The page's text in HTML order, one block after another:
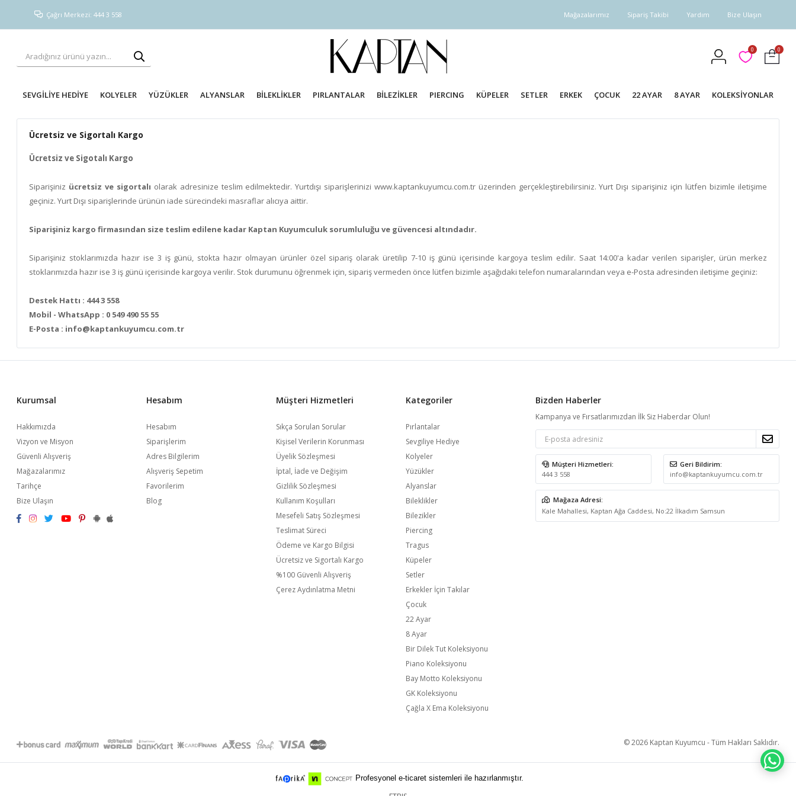
Çağrı Merkezi: 444 3 558 Mağazalarımız Sipariş Takibi Yardım Bize Ulaşın
0 0
SEVGİLİYE HEDİYE KOLYELER YÜZÜKLER ALYANSLAR BİLEKLİKLER PIRLANTALAR BİLEZİKLER PIERCING KÜPELER SETLER ERKEK ÇOCUK 22 AYAR 8 AYAR KOLEKSİYONLAR
Ücretsiz ve Sigortalı Kargo
Ücretsiz ve Sigotalı Kargo
Siparişiniz ücretsiz ve sigortalı olarak adresinize teslim edilmektedir. Yurtdışı siparişlerinizi www.kaptankuyumcu.com.tr üzerinden gerçekleştirebilirsiniz. Yurt Dışı siparişiniz için lütfen bizimle iletişime
geçiniz. Yurt Dışı siparişlerinde ürünün iade sürecindeki masraflar alıcıya aittir.
Siparişiniz kargo firmasından size teslim edilene kadar Kaptan Kuyumculuk sorumluluğu ve güvencesi altındadır.
Siparişiniz stoklarımızda hazır ise 3 iş günü, stokta hazır olmayan ürünler özel sipariş olarak üretilip 7-10 iş günü içerisinde kargoya teslim edilir. Saat 14:00'a kadar verilen siparişler, ürün merkez
stoklarımızda hazır ise 3 iş günü içerisinde kargoya verilir. Stok durumunu öğrenmek için, sipariş vermeden önce lütfen bizimle aşağıdaki telefon numaralarından veya e-Posta adresinden iletişime geçiniz:
Destek Hattı : 444 3 558
Mobil - WhatsApp : 0 549 490 55 55
E-Posta : info@kaptankuyumcu.com.tr
Kurumsal
Hakkımızda
Vizyon ve Misyon
Güvenli Alışveriş
Mağazalarımız
Tarihçe
Bize Ulaşın
Hesabım
Hesabım
Siparişlerim
Adres Bilgilerim
Alışveriş Sepetim
Favorilerim
Blog
Müşteri Hizmetleri
Sıkça Sorulan Sorular
Kişisel Verilerin Korunması
Üyelik Sözleşmesi
İptal, İade ve Değişim
Gizlilik Sözleşmesi
Kullanım Koşulları
Mesefeli Satış Sözleşmesi
Teslimat Süreci
Ödeme ve Kargo Bilgisi
Ücretsiz ve Sigortalı Kargo
%100 Güvenli Alışveriş
Çerez Aydınlatma Metni
Kategoriler
Pırlantalar
Sevgiliye Hediye
Kolyeler
Yüzükler
Alyanslar
Bileklikler
Bilezikler
Piercing
Tragus
Küpeler
Setler
Erkekler İçin Takılar
Çocuk
22 Ayar
8 Ayar
Bir Dilek Tut Koleksiyonu
Piano Koleksiyonu
Bay Motto Koleksiyonu
GK Koleksiyonu
Çağla X Ema Koleksiyonu
Bizden Haberler
Kampanya ve Fırsatlarımızdan İlk Siz Haberdar Olun!
Müşteri Hizmetleri:
444 3 558
Geri Bildirim:
info@kaptankuyumcu.com.tr
Mağaza Adresi:
Kale Mahallesi, Kaptan Ağa Caddesi, No:22 İlkadım Samsun
© 2026 Kaptan Kuyumcu - Tüm Hakları Saklıdır.
Profesyonel e-ticaret sistemleri ile hazırlanmıştır.